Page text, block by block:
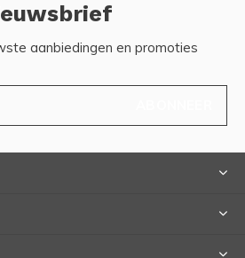
aanbiedingen en promoties